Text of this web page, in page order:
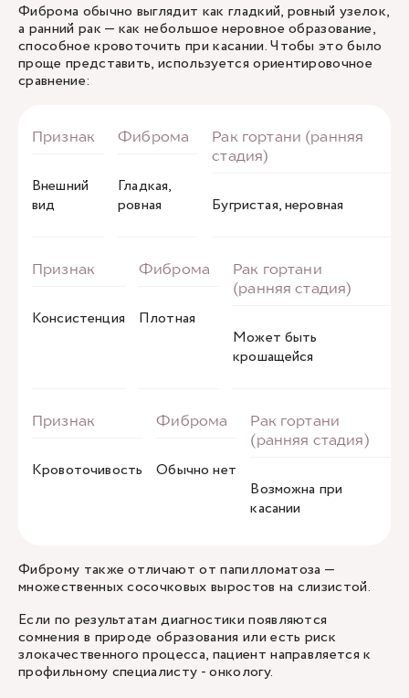
Фиброма обычно выглядит как гладкий, ровный узелок,
а ранний рак — как небольшое неровное образование,
способное кровоточить при касании. Чтобы это было
проще представить, используется ориентировочное
сравнение:
Внешний
вид
Гладкая,
ровная
Бугристая, неровная
Консистенция
Плотная
Может быть
крошащейся
Кровоточивость
Обычно нет
Возможна при
касании
Фиброму также отличают от папилломатоза —
множественных сосочковых выростов на слизистой.
Если по результатам диагностики появляются
сомнения в природе образования или есть риск
злокачественного процесса, пациент направляется к
профильному специалисту -онкологу.